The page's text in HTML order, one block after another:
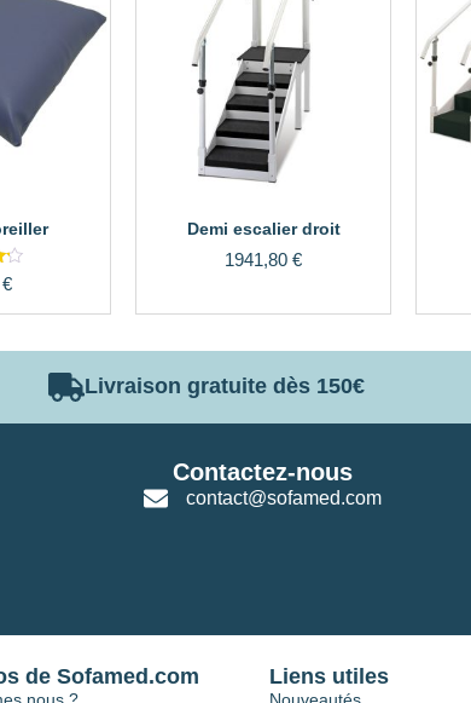
€
Demi escalier droit
1941,80 €
Livraison gratuite dès 150€
Contactez-nous
contact@sofamed.com
de Sofamed.com Liens utiles